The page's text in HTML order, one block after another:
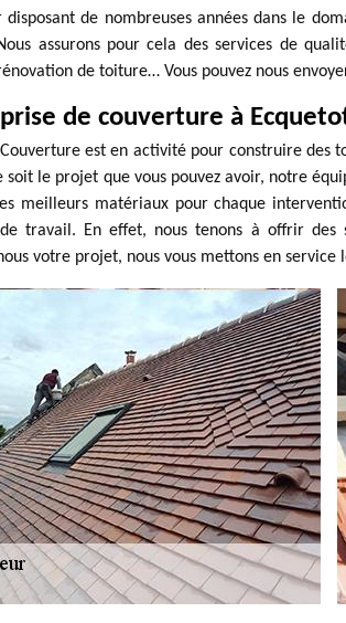
disposant de nombreuses années dans le
assurons pour cela des services de
de toiture… Vous pouvez nous
de couverture à
est en activité pour construire des
soit le projet que vous pouvez avoir, notre
meilleurs matériaux pour chaque
travail. En effet, nous tenons à offrir
votre projet, nous vous mettons en